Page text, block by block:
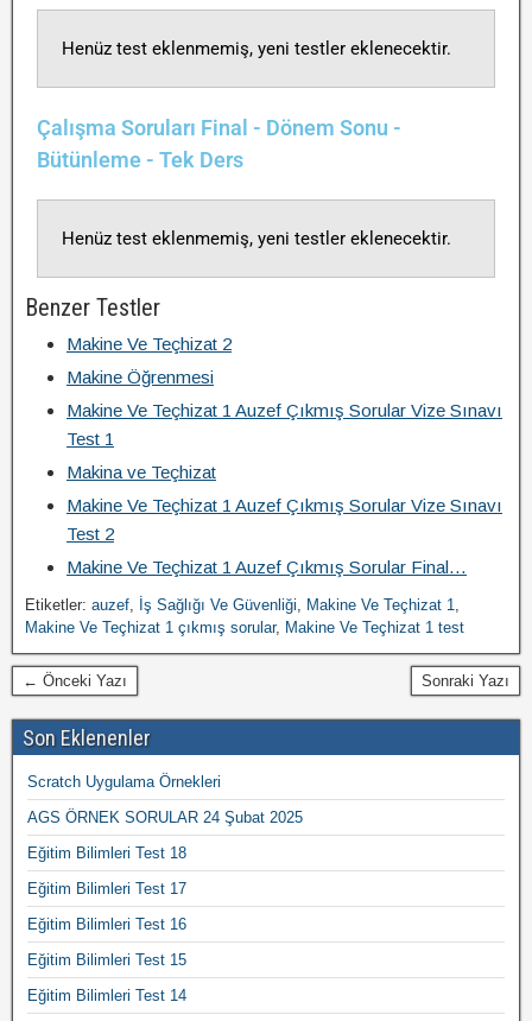
Henüz test eklenmemiş, yeni testler eklenecektir.
Çalışma Soruları Final - Dönem Sonu -
Bütünleme - Tek Ders
Henüz test eklenmemiş, yeni testler eklenecektir.
Benzer Testler
Makine Ve Teçhizat 2
Makine Öğrenmesi
Makine Ve Teçhizat 1 Auzef Çıkmış Sorular Vize Sınavı
Test 1
Makina ve Teçhizat
Makine Ve Teçhizat 1 Auzef Çıkmış Sorular Vize Sınavı
Test 2
Makine Ve Teçhizat 1 Auzef Çıkmış Sorular Final…
Etiketler: auzef, İş Sağlığı Ve Güvenliği, Makine Ve Teçhizat 1,
Makine Ve Teçhizat 1 çıkmış sorular, Makine Ve Teçhizat 1 test
← Önceki Yazı Sonraki Yazı
Son Eklenenler
Scratch Uygulama Örnekleri
AGS ÖRNEK SORULAR 24 Şubat 2025
Eğitim Bilimleri Test 18
Eğitim Bilimleri Test 17
Eğitim Bilimleri Test 16
Eğitim Bilimleri Test 15
Eğitim Bilimleri Test 14